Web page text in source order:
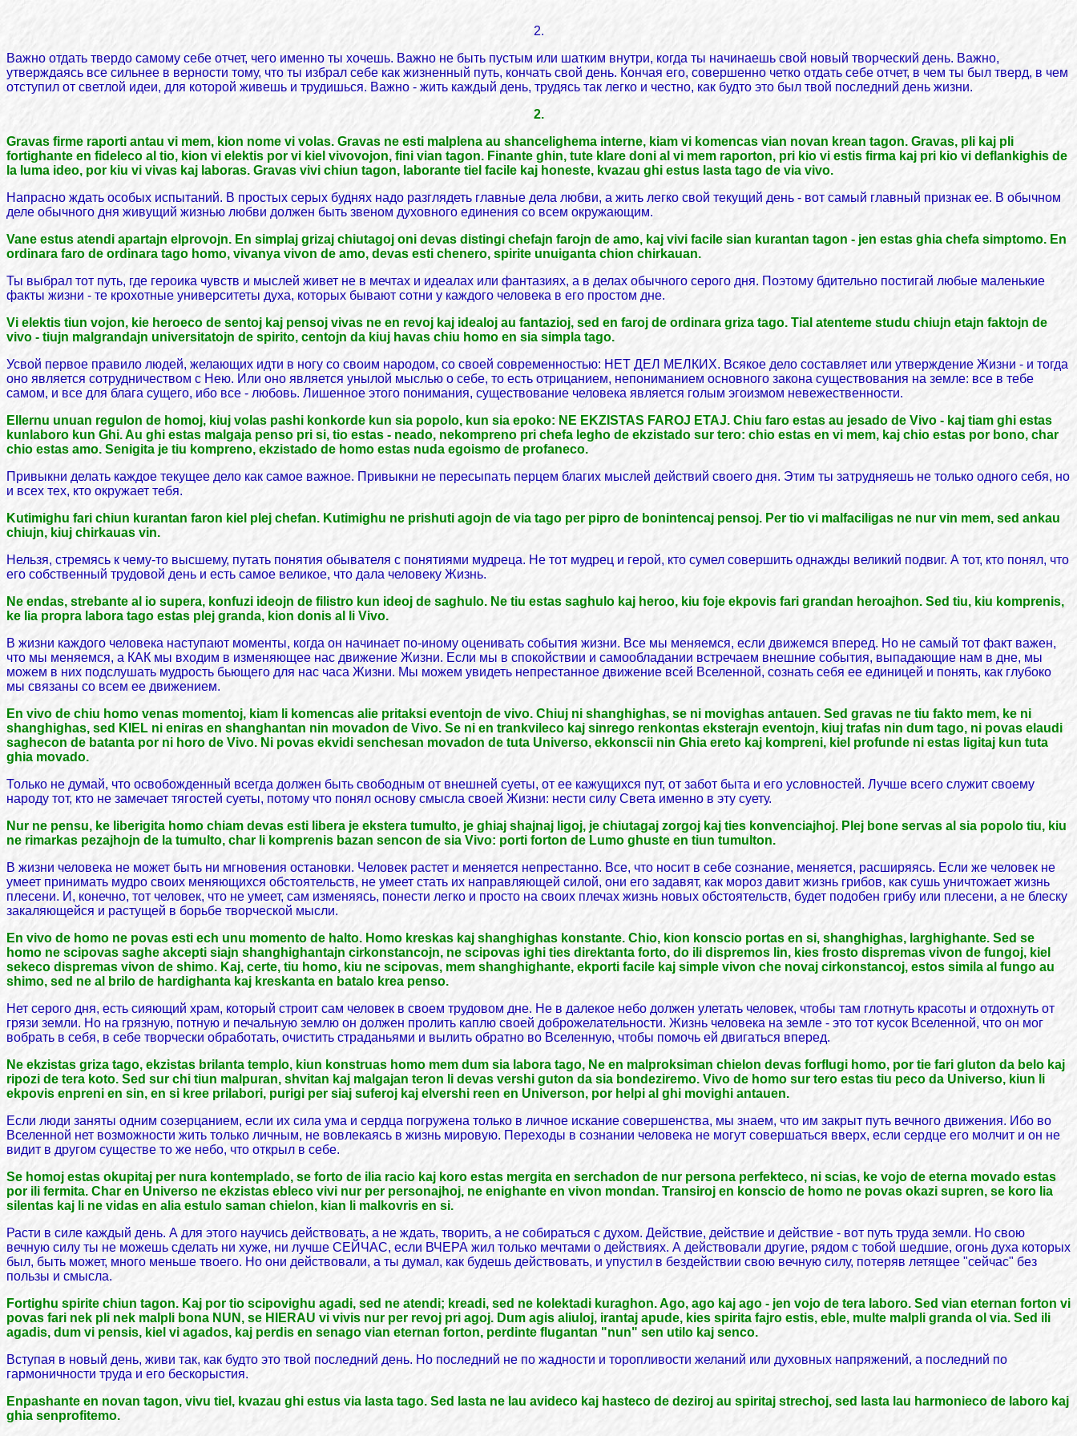
2.
Важно отдать твердо самому себе отчет, чего именно ты хочешь. Важно не быть пустым или шатким внутри, когда ты начинаешь свой новый творческий день. Важно,
утверждаясь все сильнее в верности тому, что ты избрал себе как жизненный путь, кончать свой день. Кончая его, совершенно четко отдать себе отчет, в чем ты был тверд, в чем
отступил от светлой идеи, для которой живешь и трудишься. Важно - жить каждый день, трудясь так легко и честно, как будто это был твой последний день жизни.
2.
Gravas firme raporti antau vi mem, kion nome vi volas. Gravas ne esti malplena au shancelighema interne, kiam vi komencas vian novan krean tagon. Gravas, pli kaj pli
fortighante en fideleco al tio, kion vi elektis por vi kiel vivovojon, fini vian tagon. Finante ghin, tute klare doni al vi mem raporton, pri kio vi estis firma kaj pri kio vi deflankighis de
la luma ideo, por kiu vi vivas kaj laboras. Gravas vivi chiun tagon, laborante tiel facile kaj honeste, kvazau ghi estus lasta tago de via vivo.
Напрасно ждать особых испытаний. В простых серых буднях надо разглядеть главные дела любви, а жить легко свой текущий день - вот самый главный признак ее. В обычном
деле обычного дня живущий жизнью любви должен быть звеном духовного единения со всем окружающим.
Vane estus atendi apartajn elprovojn. En simplaj grizaj chiutagoj oni devas distingi chefajn farojn de amo, kaj vivi facile sian kurantan tagon - jen estas ghia chefa simptomo. En
ordinara faro de ordinara tago homo, vivanya vivon de amo, devas esti chenero, spirite unuiganta chion chirkauan.
Ты выбрал тот путь, где героика чувств и мыслей живет не в мечтах и идеалах или фантазиях, а в делах обычного серого дня. Поэтому бдительно постигай любые маленькие
факты жизни - те крохотные университеты духа, которых бывают сотни у каждого человека в его простом дне.
Vi elektis tiun vojon, kie heroeco de sentoj kaj pensoj vivas ne en revoj kaj idealoj au fantazioj, sed en faroj de ordinara griza tago. Tial atenteme studu chiujn etajn faktojn de
vivo - tiujn malgrandajn universitatojn de spirito, centojn da kiuj havas chiu homo en sia simpla tago.
Усвой первое правило людей, желающих идти в ногу со своим народом, со своей современностью: НЕТ ДЕЛ МЕЛКИХ. Всякое дело составляет или утверждение Жизни - и тогда
оно является сотрудничеством с Нею. Или оно является унылой мыслью о себе, то есть отрицанием, непониманием основного закона существования на земле: все в тебе
самом, и все для блага сущего, ибо все - любовь. Лишенное этого понимания, существование человека является голым эгоизмом невежественности.
Ellernu unuan regulon de homoj, kiuj volas pashi konkorde kun sia popolo, kun sia epoko: NE EKZISTAS FAROJ ETAJ. Chiu faro estas au jesado de Vivo - kaj tiam ghi estas
kunlaboro kun Ghi. Au ghi estas malgaja penso pri si, tio estas - neado, nekompreno pri chefa legho de ekzistado sur tero: chio estas en vi mem, kaj chio estas por bono, char
chio estas amo. Senigita je tiu kompreno, ekzistado de homo estas nuda egoismo de profaneco.
Привыкни делать каждое текущее дело как самое важное. Привыкни не пересыпать перцем благих мыслей действий своего дня. Этим ты затрудняешь не только одного себя, но
и всех тех, кто окружает тебя.
Kutimighu fari chiun kurantan faron kiel plej chefan. Kutimighu ne prishuti agojn de via tago per pipro de bonintencaj pensoj. Per tio vi malfaciligas ne nur vin mem, sed ankau
chiujn, kiuj chirkauas vin.
Нельзя, стремясь к чему-то высшему, путать понятия обывателя с понятиями мудреца. Не тот мудрец и герой, кто сумел совершить однажды великий подвиг. А тот, кто понял, что
его собственный трудовой день и есть самое великое, что дала человеку Жизнь.
Ne endas, strebante al io supera, konfuzi ideojn de filistro kun ideoj de saghulo. Ne tiu estas saghulo kaj heroo, kiu foje ekpovis fari grandan heroajhon. Sed tiu, kiu komprenis,
ke lia propra labora tago estas plej granda, kion donis al li Vivo.
В жизни каждого человека наступают моменты, когда он начинает по-иному оценивать события жизни. Все мы меняемся, если движемся вперед. Но не самый тот факт важен,
что мы меняемся, а КАК мы входим в изменяющее нас движение Жизни. Если мы в спокойствии и самообладании встречаем внешние события, выпадающие нам в дне, мы
можем в них подслушать мудрость бьющего для нас часа Жизни. Мы можем увидеть непрестанное движение всей Вселенной, сознать себя ее единицей и понять, как глубоко
мы связаны со всем ее движением.
En vivo de chiu homo venas momentoj, kiam li komencas alie pritaksi eventojn de vivo. Chiuj ni shanghighas, se ni movighas antauen. Sed gravas ne tiu fakto mem, ke ni
shanghighas, sed KIEL ni eniras en shanghantan nin movadon de Vivo. Se ni en trankvileco kaj sinrego renkontas eksterajn eventojn, kiuj trafas nin dum tago, ni povas elaudi
saghecon de batanta por ni horo de Vivo. Ni povas ekvidi senchesan movadon de tuta Universo, ekkonscii nin Ghia ereto kaj kompreni, kiel profunde ni estas ligitaj kun tuta
ghia movado.
Только не думай, что освобожденный всегда должен быть свободным от внешней суеты, от ее кажущихся пут, от забот быта и его условностей. Лучше всего служит своему
народу тот, кто не замечает тягостей суеты, потому что понял основу смысла своей Жизни: нести силу Света именно в эту суету.
Nur ne pensu, ke liberigita homo chiam devas esti libera je ekstera tumulto, je ghiaj shajnaj ligoj, je chiutagaj zorgoj kaj ties konvenciajhoj. Plej bone servas al sia popolo tiu, kiu
ne rimarkas pezajhojn de la tumulto, char li komprenis bazan sencon de sia Vivo: porti forton de Lumo ghuste en tiun tumulton.
В жизни человека не может быть ни мгновения остановки. Человек растет и меняется непрестанно. Все, что носит в себе сознание, меняется, расширяясь. Если же человек не
умеет принимать мудро своих меняющихся обстоятельств, не умеет стать их направляющей силой, они его задавят, как мороз давит жизнь грибов, как сушь уничтожает жизнь
плесени. И, конечно, тот человек, что не умеет, сам изменяясь, понести легко и просто на своих плечах жизнь новых обстоятельств, будет подобен грибу или плесени, а не блеску
закаляющейся и растущей в борьбе творческой мысли.
En vivo de homo ne povas esti ech unu momento de halto. Homo kreskas kaj shanghighas konstante. Chio, kion konscio portas en si, shanghighas, larghighante. Sed se
homo ne scipovas saghe akcepti siajn shanghighantajn cirkonstancojn, ne scipovas ighi ties direktanta forto, do ili dispremos lin, kies frosto dispremas vivon de fungoj, kiel
sekeco dispremas vivon de shimo. Kaj, certe, tiu homo, kiu ne scipovas, mem shanghighante, ekporti facile kaj simple vivon che novaj cirkonstancoj, estos simila al fungo au
shimo, sed ne al brilo de hardighanta kaj kreskanta en batalo krea penso.
Нет серого дня, есть сияющий храм, который строит сам человек в своем трудовом дне. Не в далекое небо должен улетать человек, чтобы там глотнуть красоты и отдохнуть от
грязи земли. Но на грязную, потную и печальную землю он должен пролить каплю своей доброжелательности. Жизнь человека на земле - это тот кусок Вселенной, что он мог
вобрать в себя, в себе творчески обработать, очистить страданьями и вылить обратно во Вселенную, чтобы помочь ей двигаться вперед.
Ne ekzistas griza tago, ekzistas brilanta templo, kiun konstruas homo mem dum sia labora tago, Ne en malproksiman chielon devas forflugi homo, por tie fari gluton da belo kaj
ripozi de tera koto. Sed sur chi tiun malpuran, shvitan kaj malgajan teron li devas vershi guton da sia bondeziremo. Vivo de homo sur tero estas tiu peco da Universo, kiun li
ekpovis enpreni en sin, en si kree prilabori, purigi per siaj suferoj kaj elvershi reen en Universon, por helpi al ghi movighi antauen.
Если люди заняты одним созерцанием, если их сила ума и сердца погружена только в личное искание совершенства, мы знаем, что им закрыт путь вечного движения. Ибо во
Вселенной нет возможности жить только личным, не вовлекаясь в жизнь мировую. Переходы в сознании человека не могут совершаться вверх, если сердце его молчит и он не
видит в другом существе то же небо, что открыл в себе.
Se homoj estas okupitaj per nura kontemplado, se forto de ilia racio kaj koro estas mergita en serchadon de nur persona perfekteco, ni scias, ke vojo de eterna movado estas
por ili fermita. Char en Universo ne ekzistas ebleco vivi nur per personajhoj, ne enighante en vivon mondan. Transiroj en konscio de homo ne povas okazi supren, se koro lia
silentas kaj li ne vidas en alia estulo saman chielon, kian li malkovris en si.
Расти в силе каждый день. А для этого научись действовать, а не ждать, творить, а не собираться с духом. Действие, действие и действие - вот путь труда земли. Но свою
вечную силу ты не можешь сделать ни хуже, ни лучше СЕЙЧАС, если ВЧЕРА жил только мечтами о действиях. А действовали другие, рядом с тобой шедшие, огонь духа которых
был, быть может, много меньше твоего. Но они действовали, а ты думал, как будешь действовать, и упустил в бездействии свою вечную силу, потеряв летящее "сейчас" без
пользы и смысла.
Fortighu spirite chiun tagon. Kaj por tio scipovighu agadi, sed ne atendi; kreadi, sed ne kolektadi kuraghon. Ago, ago kaj ago - jen vojo de tera laboro. Sed vian eternan forton vi
povas fari nek pli nek malpli bona NUN, se HIERAU vi vivis nur per revoj pri agoj. Dum agis aliuloj, irantaj apude, kies spirita fajro estis, eble, multe malpli granda ol via. Sed ili
agadis, dum vi pensis, kiel vi agados, kaj perdis en senago vian eternan forton, perdinte flugantan "nun" sen utilo kaj senco.
Вступая в новый день, живи так, как будто это твой последний день. Но последний не по жадности и торопливости желаний или духовных напряжений, а последний по
гармоничности труда и его бескорыстия.
Enpashante en novan tagon, vivu tiel, kvazau ghi estus via lasta tago. Sed lasta ne lau avideco kaj hasteco de deziroj au spiritaj strechoj, sed lasta lau harmonieco de laboro kaj
ghia senprofitemo.